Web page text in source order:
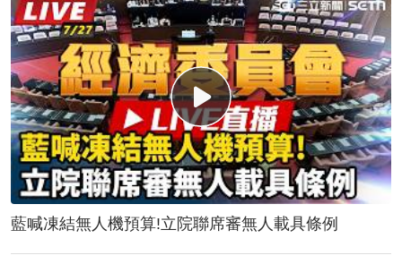
藍喊凍結無人機預算!立院聯席審無人載具條例